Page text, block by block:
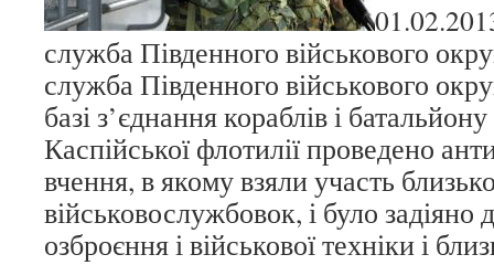
служба Південного військового
служба Південного військового
базі з’єднання кораблів і
Каспійської флотилії проведено
вчення, в якому взяли участь
військовослужбовок, і було задіяно
озброєння і військової техніки і